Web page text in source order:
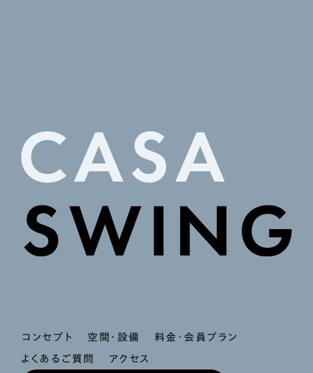
コンセプト 空間・設備
料金・会員プラン
よくあるご質問
アクセス